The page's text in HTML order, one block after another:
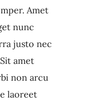
Amet
nunc
justo nec
amet
non arcu
laoreet